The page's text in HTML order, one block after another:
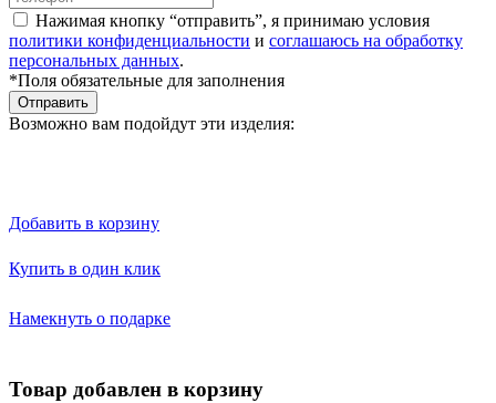
Нажимая кнопку “отправить”, я принимаю условия
политики конфиденциальности и соглашаюсь на обработку
персональных данных.
*Поля обязательные для заполнения
Отправить
Возможно вам подойдут эти изделия:
Добавить в корзину
Купить в один клик
Намекнуть о подарке
Товар добавлен в корзину